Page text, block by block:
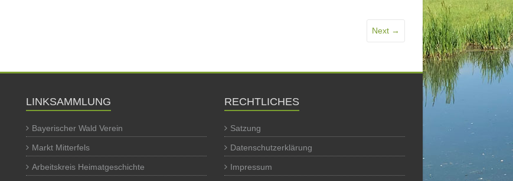
Next →
LINKSAMMLUNG
Bayerischer Wald Verein
Markt Mitterfels
Arbeitskreis Heimatgeschichte
RECHTLICHES
Satzung
Datenschutzerklärung
Impressum